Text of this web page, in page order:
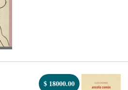
$ 18000.00